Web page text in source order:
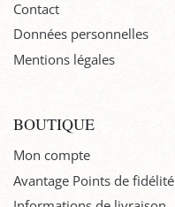
Contact
Données personnelles
Mentions légales
BOUTIQUE
Mon compte
Avantage Points de fidélité